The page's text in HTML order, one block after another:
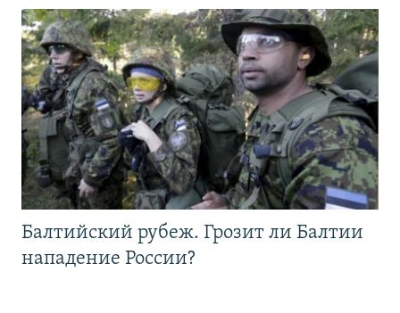
Балтийский рубеж. Грозит ли Балтии
нападение России?